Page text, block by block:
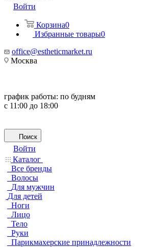
Войти
Корзина0
Избранные товары0
office@estheticmarket.ru
Москва
график работы: по будням
с 11:00 до 18:00
Поиск
Войти
Каталог
Все бренды
Волосы
Для мужчин
Для детей
Ноги
Лицо
Тело
Руки
Парикмахерские принадлежности